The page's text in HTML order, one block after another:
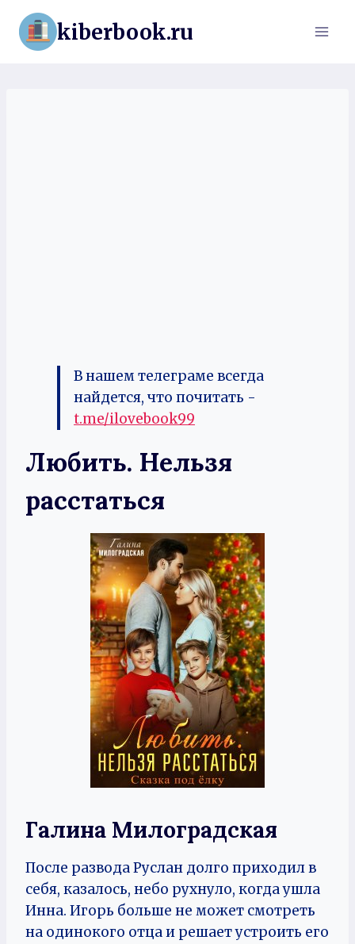
Перейти
содержимому
kiberbook.ru
В нашем телеграме всегда
найдется, что почитать -
t.me/ilovebook99
Любить. Нельзя
расстаться
Галина Милоградская
После развода Руслан долго приходил в
себя, казалось, небо рухнуло, когда ушла
Инна. Игорь больше не может смотреть
на одинокого отца и решает устроить его